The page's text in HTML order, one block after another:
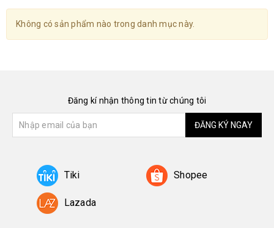
Không có sản phẩm nào trong danh mục này.
Đăng kí nhận thông tin từ chúng tôi
ĐĂNG KÝ NGAY
Tiki Shopee
Lazada